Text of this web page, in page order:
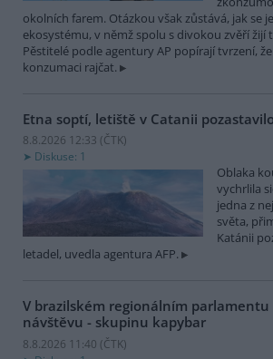
okolních farem. Otázkou však zůstává, jak se
ekosystému, v němž spolu s divokou zvěří žijí
Pěstitelé podle agentury AP popírají tvrzení,
konzumaci rajčat.
Etna soptí, letiště v Catanii
8.8.2026 12:33 (ČTK)
Diskuse: 1
Oblaka
vychrlila
jedna z
světa,
Katánii
letadel, uvedla agentura AFP.
V brazilském regionálním
návštěvu - skupinu kapybar
8.8.2026 11:40 (ČTK)